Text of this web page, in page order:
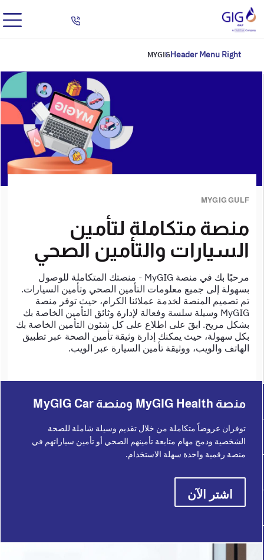
Header Menu Right
MYGIG
MYGIG GULF
منصة متكاملة لتأمين
السيارات والتأمين الصحي
مرحبًا بك في منصة MyGIG - منصتك المتكاملة للوصول
بسهولة إلى جميع معلومات التأمين الصحي وتأمين السيارات.
تم تصميم المنصة لخدمة عملائنا الكرام، حيث توفر منصة
MyGIG وسيلة سلسة وفعالة لإدارة وثائق التأمين الخاصة بك
بشكل مريح. ابقَ على اطلاع على كل شئون التأمين الخاصة بك
بكل سهولة، حيث يمكنك إدارة وثيقة تأمين الصحة عبر تطبيق
الهاتف والويب، ووثيقة تأمين السيارة عبر الويب.
منصة MyGIG Health ومنصة MyGIG Car
توفران عروضاً متكاملة من خلال تقديم وسيلة شاملة للصحة
الشخصية ودمج مهام متابعة تأمينهم الصحي أو تأمين سياراتهم في
منصة رقمية واحدة سهلة الاستخدام.
اشتر الآن